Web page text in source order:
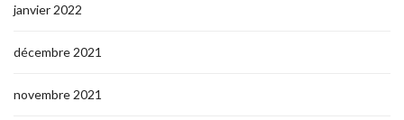
janvier 2022
décembre 2021
novembre 2021